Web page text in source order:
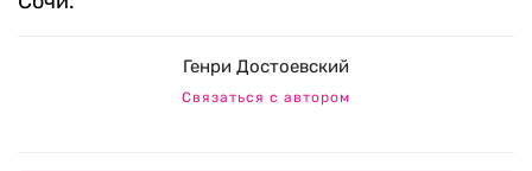
Генри Достоевский
Связаться с автором